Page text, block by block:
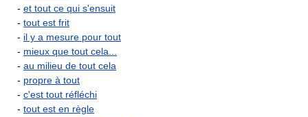
- et tout ce qui s'ensuit
- tout est frit
- il y a mesure pour tout
- mieux que tout cela...
- au milieu de tout cela
- propre à tout
- c'est tout réfléchi
- tout est en règle